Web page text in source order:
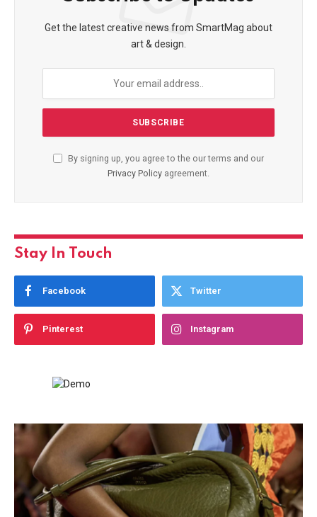
Get the latest creative news from SmartMag about
art & design.
By signing up, you agree to the our terms and our
Privacy Policy agreement.
Stay In Touch
Facebook Twitter
Pinterest Instagram